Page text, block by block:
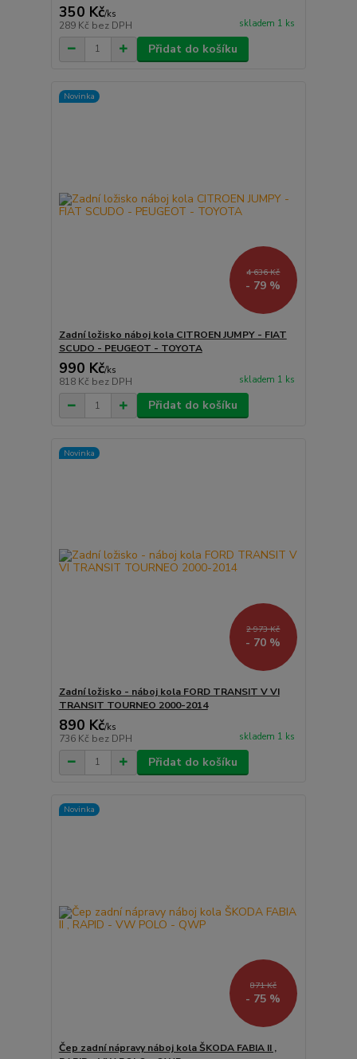
350 Kč/ks
289 Kč bez DPH skladem 1 ks
Přidat do košíku
Novinka
4 636 Kč
- 79 %
Zadní ložisko náboj kola CITROEN JUMPY - FIAT
SCUDO - PEUGEOT - TOYOTA
990 Kč/ks
818 Kč bez DPH skladem 1 ks
Přidat do košíku
Novinka
2 973 Kč
- 70 %
Zadní ložisko - náboj kola FORD TRANSIT V VI
TRANSIT TOURNEO 2000-2014
890 Kč/ks
736 Kč bez DPH skladem 1 ks
Přidat do košíku
Novinka
871 Kč
- 75 %
Čep zadní nápravy náboj kola ŠKODA FABIA II ,